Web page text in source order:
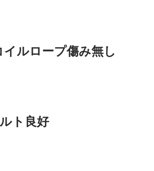
イルロープ傷み無し
ト良好